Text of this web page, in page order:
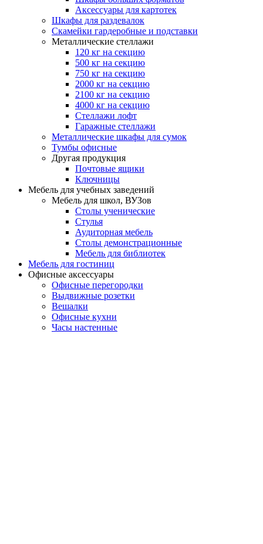
Аксессуары для картотек
Шкафы для раздевалок
Скамейки гардеробные и подставки
Металлические стеллажи
120 кг на секцию
500 кг на секцию
750 кг на секцию
2000 кг на секцию
2100 кг на секцию
4000 кг на секцию
Стеллажи лофт
Гаражные стеллажи
Металлические шкафы для сумок
Тумбы офисные
Другая продукция
Почтовые ящики
Ключницы
Мебель для учебных заведений
Мебель для школ, ВУЗов
Столы ученические
Стулья
Аудиторная мебель
Столы демонстрационные
Мебель для библиотек
Мебель для гостиниц
Офисные аксессуары
Офисные перегородки
Выдвижные розетки
Вешалки
Офисные кухни
Часы настенные